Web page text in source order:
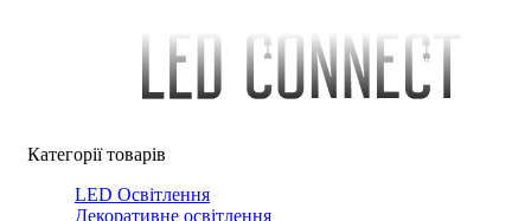
Категорії товарів
LED Освітлення
Декоративне освітлення